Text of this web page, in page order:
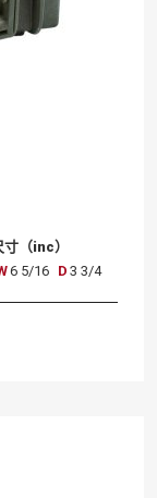
（inc）
6 5/16 D 3 3/4